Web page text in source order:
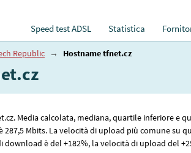
Speed test ADSL Statistica
Republic → Hostname tfnet.cz
Media calcolata, mediana, quartile inferiore e
287,5 Mbits. La velocità di upload più comune su
è del +182%, la velocità di upload del